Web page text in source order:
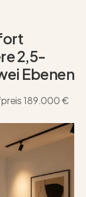
2,5-
Ebenen
189.000 €